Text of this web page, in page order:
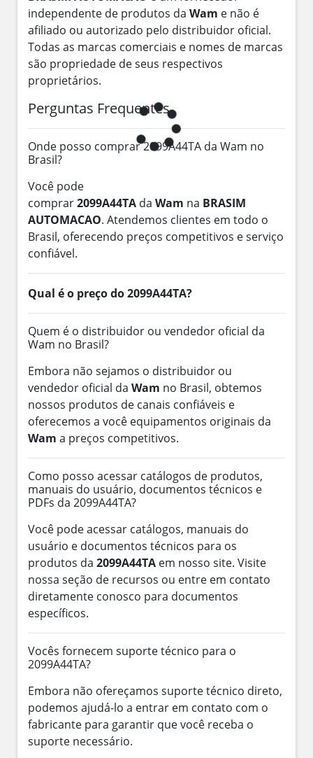
independente de produtos da Wam e não é
afiliado ou autorizado pelo distribuidor oficial.
Todas as marcas comerciais e nomes de marcas
são propriedade de seus respectivos
proprietários.
Perguntas Frequentes
Onde posso comprar 2099A44TA da Wam no
Brasil?
Você pode
comprar2099A44TA da Wam na BRASIM
AUTOMACAO. Atendemos clientes em todo o
Brasil, oferecendo preços competitivos e serviço
confiável.
Qual é o preço do 2099A44TA?
Quem é o distribuidor ou vendedor oficial da
Wam no Brasil?
Embora não sejamos o distribuidor ou
vendedor oficial da Wam no Brasil, obtemos
nossos produtos de canais confiáveis e
oferecemos a você equipamentos originais da
Wam a preços competitivos.
Como posso acessar catálogos de produtos,
manuais do usuário, documentos técnicos e
PDFs da 2099A44TA?
Você pode acessar catálogos, manuais do
usuário e documentos técnicos para os
produtos da 2099A44TA em nosso site. Visite
nossa seção de recursos ou entre em contato
diretamente conosco para documentos
específicos.
Vocês fornecem suporte técnico para o
2099A44TA?
Embora não ofereçamos suporte técnico direto,
podemos ajudá-lo a entrar em contato com o
fabricante para garantir que você receba o
suporte necessário.